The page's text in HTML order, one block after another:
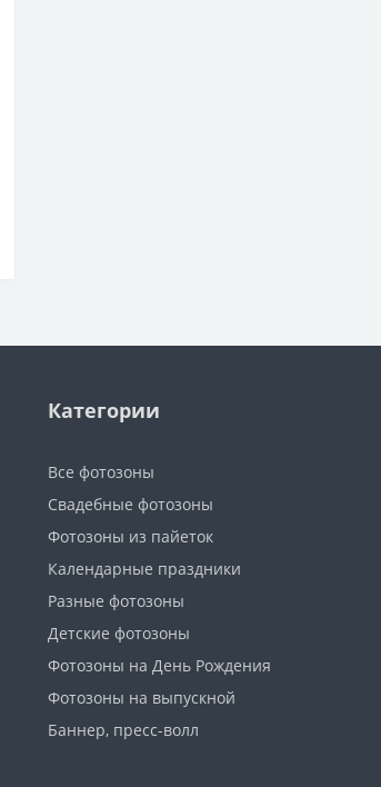
Категории
Все фотозоны
Свадебные фотозоны
Фотозоны из пайеток
Календарные праздники
Разные фотозоны
Детские фотозоны
Фотозоны на День Рождения
Фотозоны на выпускной
Баннер, пресс-волл